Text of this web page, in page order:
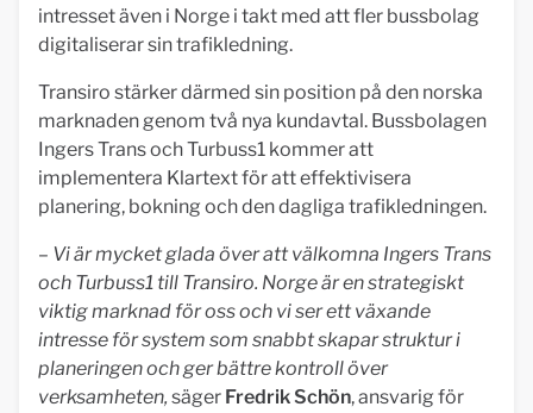
intresset även i Norge i takt med att fler bussbolag
digitaliserar sin trafikledning.
Transiro stärker därmed sin position på den norska
marknaden genom två nya kundavtal. Bussbolagen
Ingers Trans och Turbuss1 kommer att
implementera Klartext för att effektivisera
planering, bokning och den dagliga trafikledningen.
– Vi är mycket glada över att välkomna Ingers Trans
och Turbuss1 till Transiro. Norge är en strategiskt
viktig marknad för oss och vi ser ett växande
intresse för system som snabbt skapar struktur i
planeringen och ger bättre kontroll över
verksamheten, säger Fredrik Schön, ansvarig för